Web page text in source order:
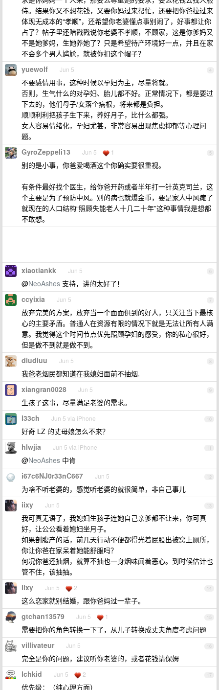
侍。结果你又不想花钱，又要你妈过来帮忙，还要把你爸拉过来
体现无成本的“孝顺”，还希望你老婆懂点事别闹了，好事都让你
占了？帖子里还暗戳戳说你老婆不孝顺，不顾家，这是你爹妈又
不是她爹妈，生她养她了？只是希望待产环境好一点，并且在家
不会多个男人尴尬，就被你扣这个帽子？
4
yuewolf Jun 5
不要感情用事，这种时候以孕妇为主，尽量将就。
否则，生气什么的对孕妇、胎儿都不好。正常情况下，都是要过
下去的，他们母子/女落个病根，将来都是负担。
顺顺利利把孩子生下来，养好月子，比什么都强。
女人容易情绪化，孕妇尤甚，非常容易出现焦虑抑郁等心理问
题。
5
GyroZeppeli13 Jun 5 1
别的是小事，你爸爱喝酒这个你确实要很重视。
有条件最好找个医生，给你爸开药或者半年打一针英克司兰，这
个主要是为了预防中风。别的病也就爆金币，要是家人中风瘫了
就现在的人口结构“照顾失能老人十几二十年”这种事情我是想都
不敢想。
6
xiaotiankk Jun 5
@NeoAshes 支持，讲的太好了！
7
ccyixia Jun 5
放弃完美的方案，放弃当一个面面俱到的好人，只关注当下最核
心的主要矛盾。普通人在资源有限的情况下就是无法让所有人满
意。我觉得这个时间节点优先照顾孕妇的感受，你的私心很好，
但是做不到就是做不到。
8
diudiuu Jun 5
我爸老烟民都知道在我媳妇面前不抽烟.
9
xiangran0028 Jun 5
生孩子这事，尽量满足老婆的需求。
10
l33ch Jun 5 via iPhone
好奇 LZ 的丈母娘怎么不来？
11
hlwjia Jun 5 via iPhone
@NeoAshes 中肯
12
i67c6NJ0r33nC667 Jun 5
为啥不听老婆的，感觉听老婆的就很简单，非自己事儿
13
iixy Jun 5
我可真无语了，我媳妇生孩子连她自己亲爹都不让来，你可真
好，让公公看着媳妇坐月子。
如果剖腹产的话，前几天行动不便都得光着屁股出被窝上厕所，
你让你爸在家呆着她能舒服吗？
何况你爸还抽烟，就算不抽也一身烟味闻着恶心。到时候估计也
管不住，该抽抽。
14
iixy Jun 5 2
这么恋家就别结婚，跟你爸妈过一辈子。
15
gtchan13579 Jun 5 1
需要把你的角色转换一下了，从儿子转换成丈夫角度考虑问题
16
villivateur Jun 5
完全是你的问题，建议听你老婆的，或者花钱请保姆
17
lchkid Jun 5 2
优先级：（纯心理方面）